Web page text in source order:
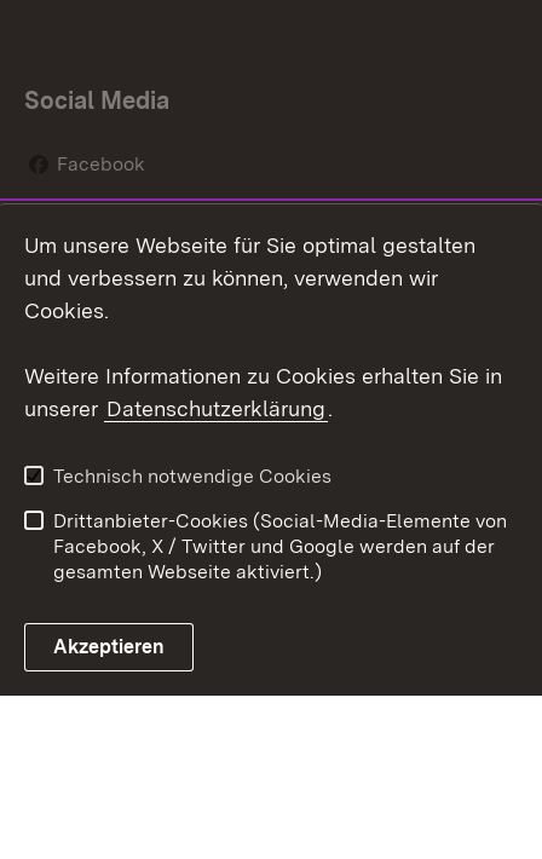
Social Media
Facebook
Social Wall
Youtube
Link zum Landesportal
Kontakt
Datenschutz
Barrierefreiheit
Impressum Cookies
Um unsere Webseite für Sie optimal gestalten
und verbessern zu können, verwenden wir
Cookies.
Weitere Informationen zu Cookies erhalten Sie in
unserer Datenschutzerklärung.
Technisch notwendige Cookies
Drittanbieter-Cookies (Social-Media-Elemente von
Facebook, X / Twitter und Google werden auf der
gesamten Webseite aktiviert.)
Akzeptieren